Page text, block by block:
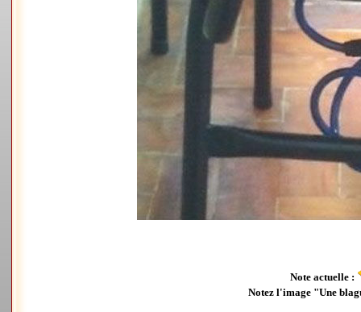
Note actuelle :
Notez l'image "Une